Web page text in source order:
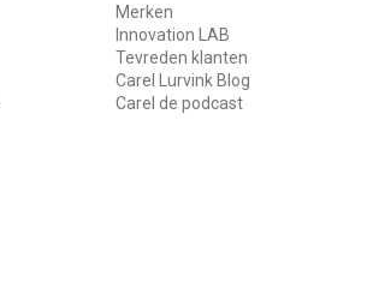
Merken
Innovation LAB
Tevreden klanten
Carel Lurvink Blog
Carel de podcast